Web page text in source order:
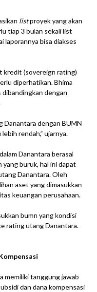
listproyek yang akan
tiap 3 bulan sekali list
laporannya bisa diakses
kredit (sovereign rating)
diperhatikan. Bhima
dengan
Danantara dengan BUMN
rendah,” ujarnya.
Danantara berasal
yang buruk, hal ini dapat
Danantara. Oleh
aset yang dimasukkan
keuangan perusahaan.
bumn yang kondisi
rating utang Danantara.
memiliki tanggung jawab
dan dana kompensasi